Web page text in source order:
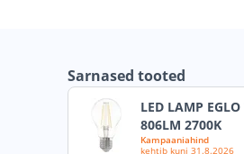
Sarnased tooted
LED LAMP
806LM 2700K
Kampaaniahind
kehtib kuni 31.8.2026